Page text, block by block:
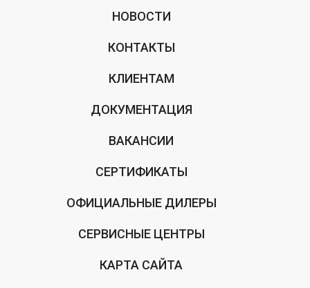
НОВОСТИ
КОНТАКТЫ
КЛИЕНТАМ
ДОКУМЕНТАЦИЯ
ВАКАНСИИ
СЕРТИФИКАТЫ
ОФИЦИАЛЬНЫЕ ДИЛЕРЫ
СЕРВИСНЫЕ ЦЕНТРЫ
КАРТА САЙТА